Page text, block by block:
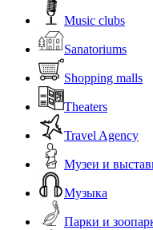
Music clubs
Sanatoriums
Shopping malls
Theaters
Travel Agency
Музеи и
Музыка
Парки и